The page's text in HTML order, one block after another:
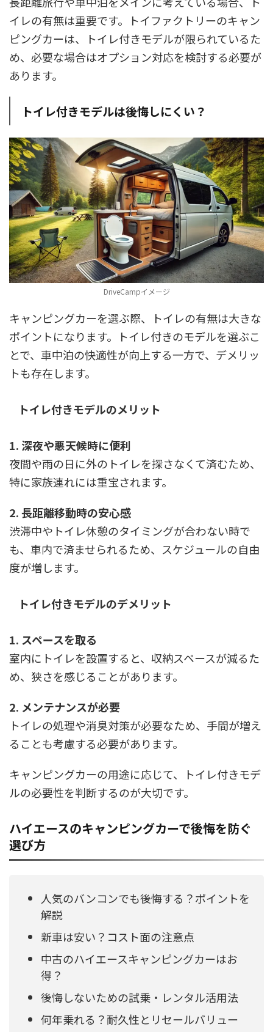
イレの有無は重要です。トイファクトリーのキャン
ピングカーは、トイレ付きモデルが限られているた
め、必要な場合はオプション対応を検討する必要が
あります。
トイレ付きモデルは後悔しにくい？
DriveCampイメージ
キャンピングカーを選ぶ際、トイレの有無は大きな
ポイントになります。トイレ付きのモデルを選ぶこ
とで、車中泊の快適性が向上する一方で、デメリッ
トも存在します。
トイレ付きモデルのメリット
1. 深夜や悪天候時に便利
夜間や雨の日に外のトイレを探さなくて済むため、
特に家族連れには重宝されます。
2. 長距離移動時の安心感
渋滞中やトイレ休憩のタイミングが合わない時で
も、車内で済ませられるため、スケジュールの自由
度が増します。
トイレ付きモデルのデメリット
1. スペースを取る
室内にトイレを設置すると、収納スペースが減るた
め、狭さを感じることがあります。
2. メンテナンスが必要
トイレの処理や消臭対策が必要なため、手間が増え
ることも考慮する必要があります。
キャンピングカーの用途に応じて、トイレ付きモデ
ルの必要性を判断するのが大切です。
ハイエースのキャンピングカーで後悔を防ぐ
選び方
人気のバンコンでも後悔する？ポイントを
解説
新車は安い？コスト面の注意点
中古のハイエースキャンピングカーはお
得？
後悔しないための試乗・レンタル活用法
何年乗れる？耐久性とリセールバリュー